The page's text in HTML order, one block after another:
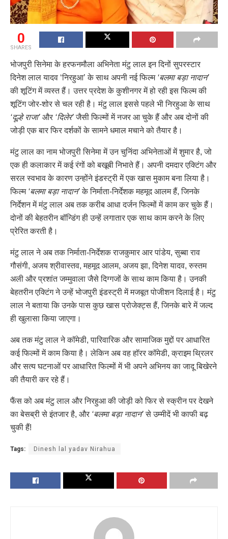
0
SHARES
भोजपुरी सिनेमा के हरफनमौला अभिनेता मंटु लाल इन दिनों सुपरस्टार
दिनेश लाल यादव ‘निरहुआ’ के साथ अपनी नई फिल्म ‘बलमा बड़ा नादान’
की शूटिंग में व्यस्त हैं। उत्तर प्रदेश के कुशीनगर में हो रही इस फिल्म की
शूटिंग जोर-शोर से चल रही है। मंटु लाल इससे पहले भी निरहुआ के साथ
‘दूल्हे राजा’ और ‘दिलेर’जैसी फिल्मों में नजर आ चुके हैं और अब दोनों की
जोड़ी एक बार फिर दर्शकों के सामने धमाल मचाने को तैयार है।
मंटु लाल का नाम भोजपुरी सिनेमा में उन चुनिंदा अभिनेताओं में शुमार है, जो
एक ही कलाकार में कई रंगों को बखूबी निभाते हैं। अपनी दमदार एक्टिंग और
सरल स्वभाव के कारण उन्होंने इंडस्ट्री में एक खास मुकाम बना लिया है।
फिल्म ‘बलमा बड़ा नादान’के निर्माता-निर्देशक महमूद आलम हैं, जिनके
निर्देशन में मंटु लाल अब तक करीब आधा दर्जन फिल्मों में काम कर चुके हैं।
दोनों की बेहतरीन बॉन्डिंग ही उन्हें लगातार एक साथ काम करने के लिए
प्रेरित करती है।
मंटु लाल ने अब तक निर्माता-निर्देशक राजकुमार आर पांडेय, सुब्बा राव
गौसंगी, अजय श्रीवास्तव, महमूद आलम, अजय झा, दिनेश यादव, रुस्तम
अली और प्रशांत जम्मुवाला जैसे दिग्गजों के साथ काम किया है। उनकी
बेहतरीन एक्टिंग ने उन्हें भोजपुरी इंडस्ट्री में मजबूत पोजीशन दिलाई है। मंटु
लाल ने बताया कि उनके पास कुछ खास प्रोजेक्ट्स हैं, जिनके बारे में जल्द
ही खुलासा किया जाएगा।
अब तक मंटु लाल ने कॉमेडी, पारिवारिक और सामाजिक मुद्दों पर आधारित
कई फिल्मों में काम किया है। लेकिन अब वह हॉरर कॉमेडी, क्राइम थ्रिलर
और सत्य घटनाओं पर आधारित फिल्मों में भी अपने अभिनय का जादू बिखेरने
की तैयारी कर रहे हैं।
फैंस को अब मंटु लाल और निरहुआ की जोड़ी को फिर से स्क्रीन पर देखने
का बेसब्री से इंतजार है, और ‘बलमा बड़ा नादान’से उम्मीदें भी काफी बढ़
चुकी हैं!
Tags: Dinesh lal yadav Nirahua